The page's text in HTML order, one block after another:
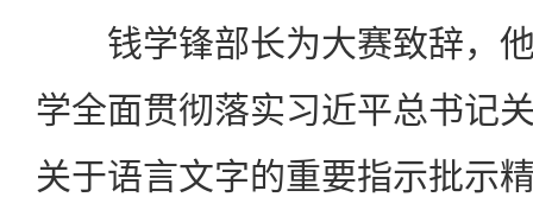
钱学锋部长为大赛致辞，他
学全面贯彻落实习近平总书记
关于语言文字的重要指示批示